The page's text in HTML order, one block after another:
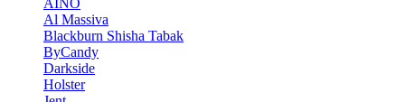
AINO
Al Massiva
Blackburn Shisha Tabak
ByCandy
Darkside
Holster